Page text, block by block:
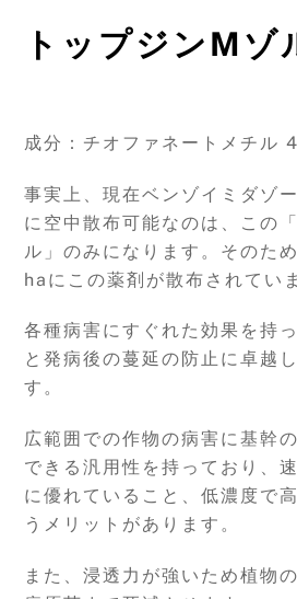
トップジンMゾ
成分：チオファネートメチル
事実上、現在ベンゾイミダゾ
に空中散布可能なのは、この
ル」のみになります。そのた
haにこの薬剤が散布されてい
各種病害にすぐれた効果を持
と発病後の蔓延の防止に卓越
す。
広範囲での作物の病害に基幹
できる汎用性を持っており、
に優れていること、低濃度で
うメリットがあります。
また、浸透力が強いため植物